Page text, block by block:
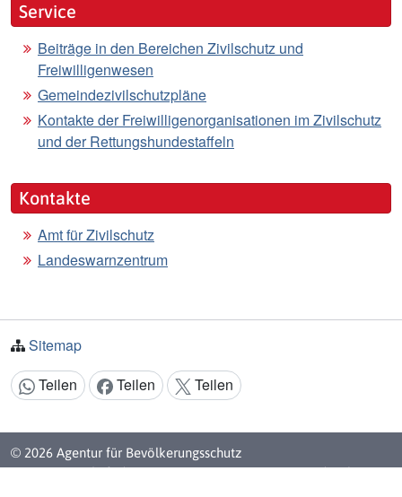
Service
Beiträge in den Bereichen Zivilschutz und
Freiwilligenwesen
Gemeindezivilschutzpläne
Kontakte der Freiwilligenorganisationen im Zivilschutz
und der Rettungshundestaffeln
Kontakte
Amt für Zivilschutz
Landeswarnzentrum
Sitemap
Inhalt teilen:
Teilen Teilen Teilen
© 2026 Agentur für Bevölkerungsschutz
Eine Körperschaft derAutonome Provinz Bozen - Südtirol